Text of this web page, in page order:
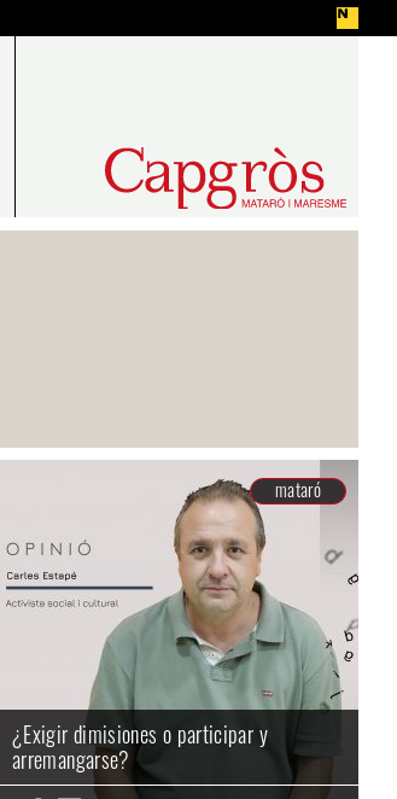
mataró
¿Exigir dimisiones o participar y
arremangarse?